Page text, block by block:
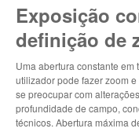
Exposição
definição de
Uma abertura constante
utilizador pode fazer zoom
se preocupar com
profundidade de campo,
técnicos. Abertura máxima